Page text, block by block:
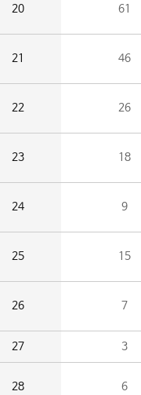
20 61
21 46
22 26
23 18
24 9
25 15
26 7
27 3
28 6